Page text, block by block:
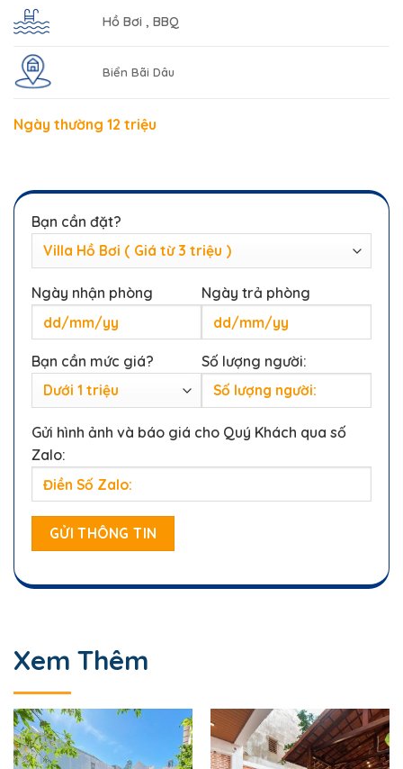
Hồ Bơi , BBQ
Biển Bãi Dâu
Ngày thường 12 triệu
Bạn cần đặt?
Ngày nhận phòng Ngày trả phòng
Bạn cần mức giá? Số lượng người:
Gửi hình ảnh và báo giá cho Quý Khách qua số
Zalo:
Xem Thêm